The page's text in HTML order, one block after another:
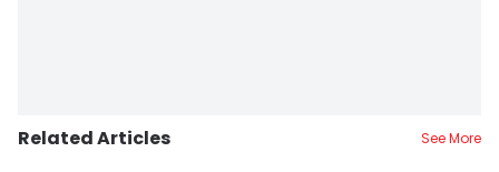
Related Articles See More